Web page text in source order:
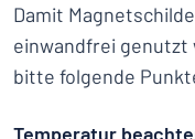
Damit
einwandfrei genutzt
bitte folgende
Temperatur